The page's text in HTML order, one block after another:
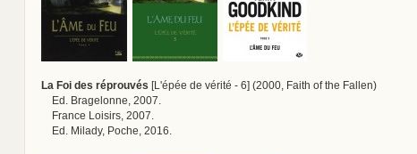
La Foi des réprouvés [L'épée de vérité - 6] (2000, Faith of the Fallen)
Ed. Bragelonne, 2007.
France Loisirs, 2007.
Ed. Milady, Poche, 2016.